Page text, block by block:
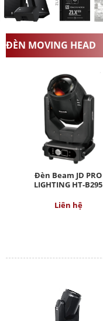
ĐÈN MOVING HEAD
Đèn Beam JD PRO
LIGHTING HT-B295
Liên hệ